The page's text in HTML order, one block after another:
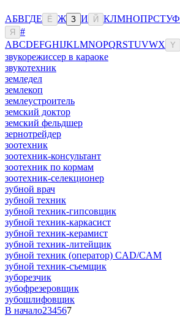
АБВГДЕ Ё Ж З И Й КЛМНОПРСТУФ
Я
#
ABCDEFGHIJKLMNOPQRSTUVWX Y
звукорежиссер в караоке
звукотехник
земледел
землекоп
землеустроитель
земский доктор
земский фельдшер
зернотрейдер
зоотехник
зоотехник-консультант
зоотехник по кормам
зоотехник-селекционер
зубной врач
зубной техник
зубной техник-гипсовщик
зубной техник-каркасист
зубной техник-керамист
зубной техник-литейщик
зубной техник (оператор) CAD/CAM
зубной техник-съемщик
зуборезчик
зубофрезеровщик
зубошлифовщик
В начало234567